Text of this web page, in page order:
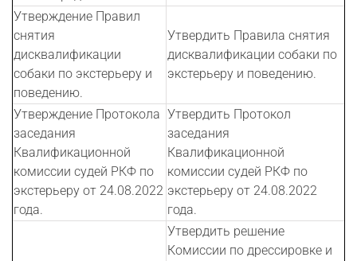
Утверждение Правил
снятия
дисквалификации
собаки по экстерьеру и
поведению.
Утвердить Правила снятия
дисквалификации собаки по
экстерьеру и поведению.
Утверждение Протокола
заседания
Квалификационной
комиссии судей РКФ по
экстерьеру от 24.08.2022
года.
Утвердить Протокол
заседания
Квалификационной
комиссии судей РКФ по
экстерьеру от 24.08.2022
года.
Утвердить решение
Комиссии по дрессировке и